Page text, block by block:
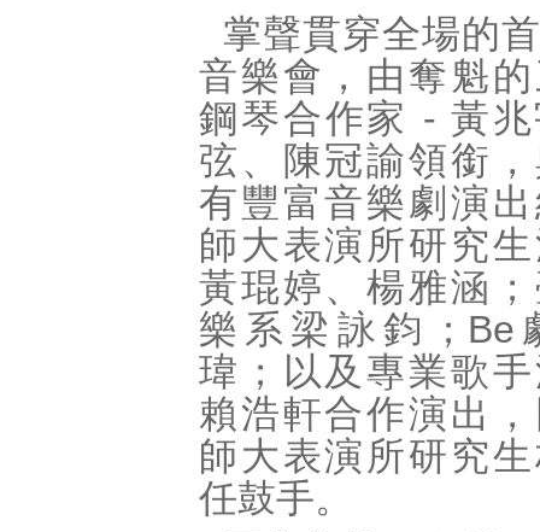
掌聲貫穿全場的
音樂會，由奪魁
鋼琴合作家 - 黃
弦、陳冠諭領銜
有豐富音樂劇演
師大表演所研究
黃琨婷、楊雅涵
樂系梁詠鈞；Be
瑋；以及專業歌
賴浩軒合作演出
師大表演所研究
任鼓手。